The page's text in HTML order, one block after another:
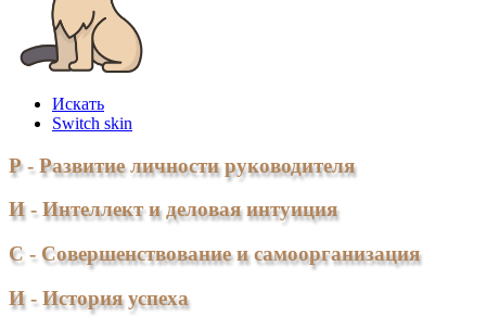
Искать
Switch skin
Р - Развитие личности руководителя
И - Интеллект и деловая интуиция
С - Совершенствование и самоорганизация
И - История успеха